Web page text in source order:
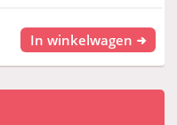
In winkelwagen